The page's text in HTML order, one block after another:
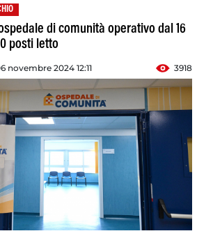
di comunità operativo dal 16
posti letto
novembre 2024 12:11 3918